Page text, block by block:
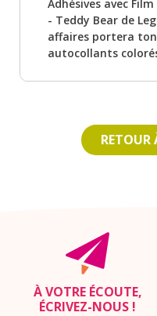
Adhésives avec
- Teddy Bear de
affaires portera ton
autocollants
RETOUR
À VOTRE ÉCOUTE,
ÉCRIVEZ-NOUS !